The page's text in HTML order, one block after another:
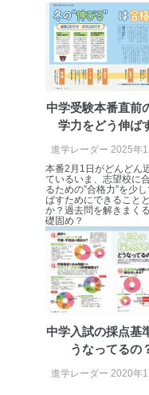
ソフトウェア
により、これ
情報システムの使
メール等によ
送信する場合
設定していま
個人情報保護マネジ
当社は、内部監査及
じて、個人情報保護
善し、常に最良の状
苦情及び相談受付け窓
貴殿の個人情報及び
ステムに関するご相
絡ください。
適切、かつ迅速に対
株式会社富士山マガ
係
TEL：0570-200-223
FAX：03-5459-7073
中学受験本番直前
学力をどう伸ば
進学レーダー 2025年
本番2月1日がどんどん
ているいま、志望校に
るための”合格力”を少
ばすためにできること
か？過去問を解きまく
礎固め？
中学入試の採点基
うなってるの
進学レーダー 2020年